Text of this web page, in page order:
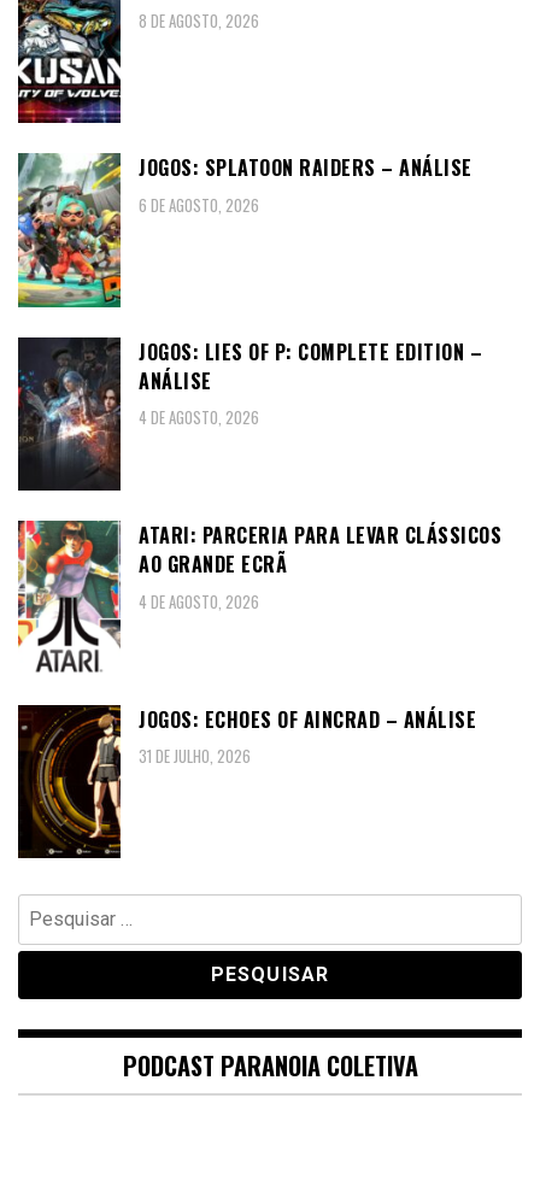
8 DE AGOSTO, 2026
JOGOS: SPLATOON RAIDERS – ANÁLISE
6 DE AGOSTO, 2026
JOGOS: LIES OF P: COMPLETE EDITION –
ANÁLISE
4 DE AGOSTO, 2026
ATARI: PARCERIA PARA LEVAR CLÁSSICOS
AO GRANDE ECRÃ
4 DE AGOSTO, 2026
JOGOS: ECHOES OF AINCRAD – ANÁLISE
31 DE JULHO, 2026
Pesquisar
por:
PODCAST PARANOIA COLETIVA